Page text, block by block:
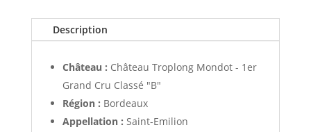
Description
Château : Château Troplong Mondot - 1er
Grand Cru Classé "B"
Région : Bordeaux
Appellation : Saint-Emilion